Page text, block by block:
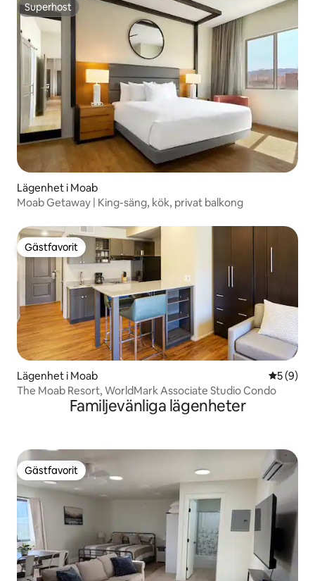
Superhost
Superhost
Lägenhet i Moab
Moab Getaway | King-säng, kök, privat balkong
Gästfavorit
Gästfavorit
Lägenhet i Moab 5 av 5 i
5 (9)
The Moab Resort, WorldMark Associate Studio Condo
Familjevänliga lägenheter
Gästfavorit
Gästfavorit